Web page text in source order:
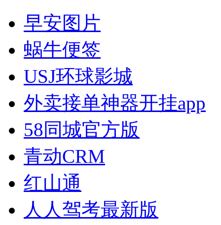
早安图片
蜗牛便签
USJ环球影城
外卖接单神器开挂app
58同城官方版
青动CRM
红山通
人人驾考最新版